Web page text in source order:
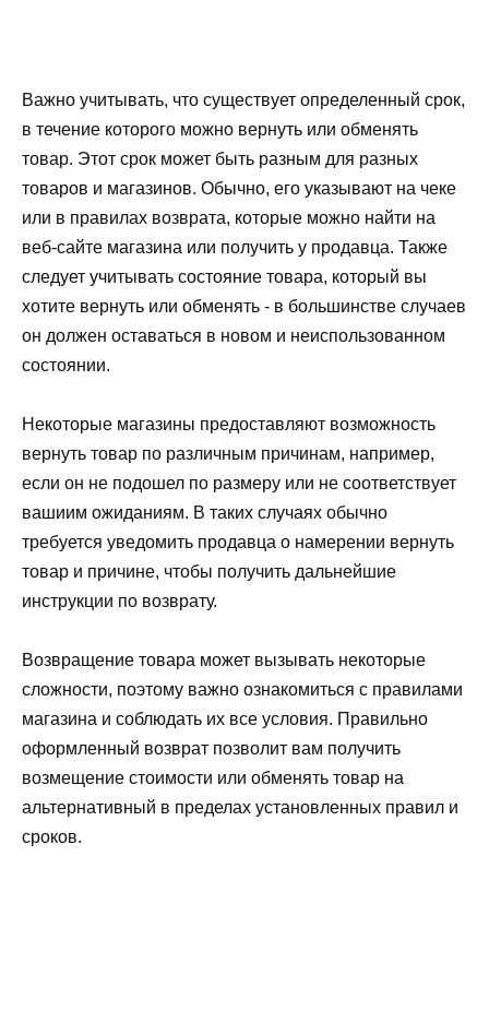
Важно учитывать, что существует определенный срок,
в течение которого можно вернуть или обменять
товар. Этот срок может быть разным для разных
товаров и магазинов. Обычно, его указывают на чеке
или в правилах возврата, которые можно найти на
веб-сайте магазина или получить у продавца. Также
следует учитывать состояние товара, который вы
хотите вернуть или обменять - в большинстве случаев
он должен оставаться в новом и неиспользованном
состоянии.
Некоторые магазины предоставляют возможность
вернуть товар по различным причинам, например,
если он не подошел по размеру или не соответствует
вашиим ожиданиям. В таких случаях обычно
требуется уведомить продавца о намерении вернуть
товар и причине, чтобы получить дальнейшие
инструкции по возврату.
Возвращение товара может вызывать некоторые
сложности, поэтому важно ознакомиться с правилами
магазина и соблюдать их все условия. Правильно
оформленный возврат позволит вам получить
возмещение стоимости или обменять товар на
альтернативный в пределах установленных правил и
сроков.